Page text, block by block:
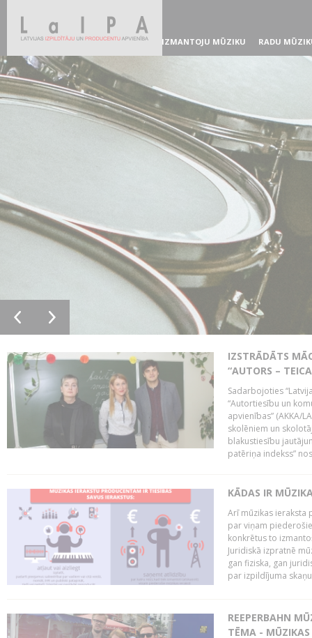
IZMANTOJU MŪZIKU RADU
IZSTRĀDĀTS
“AUTORS –
Sadarbojoties
“Autortiesību un
apvienības” (AKKA/
skolēniem un
blakustiesību
patēriņa indekss”
KĀDAS IR
Arī mūzikas ieraksta
par viņam
konkrētus to
Juridiskā izpratnē
gan fiziska, gan
par izpildījuma
REEPERBAHN
TĒMA -